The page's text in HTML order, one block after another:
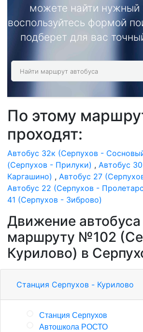
можете найти нужный
воспользуйтесь формой
подберет для вас
По этому
проходят:
Автобус 32к (Серпухов -
(Серпухов - Прилуки) , Автобус
Каргашино) , Автобус 27
Автобус 22 (Серпухов -
41 (Серпухов - Зиброво)
Движение автобуса
маршруту №102
Курилово) в
Станция Серпухов - Курилово
Станция Серпухов
Автошкола РОСТО